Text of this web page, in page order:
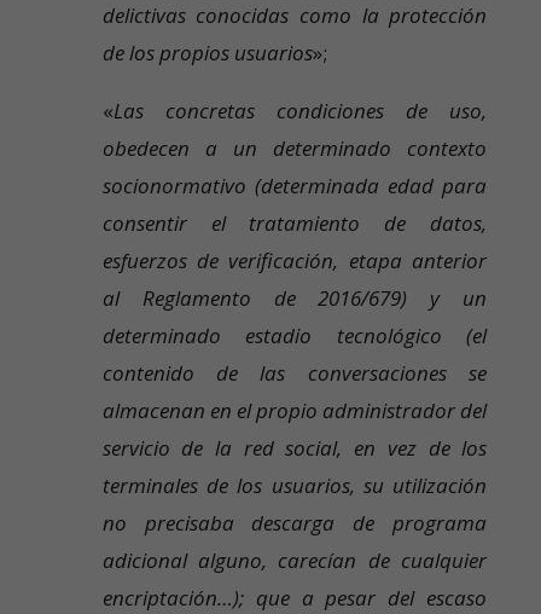
delictivas conocidas como la protección
de los propios usuarios»;
«Las concretas condiciones de uso,
obedecen a un determinado contexto
socionormativo (determinada edad para
consentir el tratamiento de datos,
esfuerzos de verificación, etapa anterior
al Reglamento de 2016/679) y un
determinado estadio tecnológico (el
contenido de las conversaciones se
almacenan en el propio administrador del
servicio de la red social, en vez de los
terminales de los usuarios, su utilización
no precisaba descarga de programa
adicional alguno, carecían de cualquier
encriptación…); que a pesar del escaso